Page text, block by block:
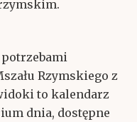
Rzymskiego z
to kalendarz
dnia, dostępne